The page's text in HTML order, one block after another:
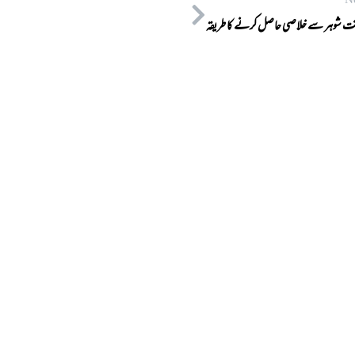
شوہر سے خلاصی حاصل کرنے کا طریقہ